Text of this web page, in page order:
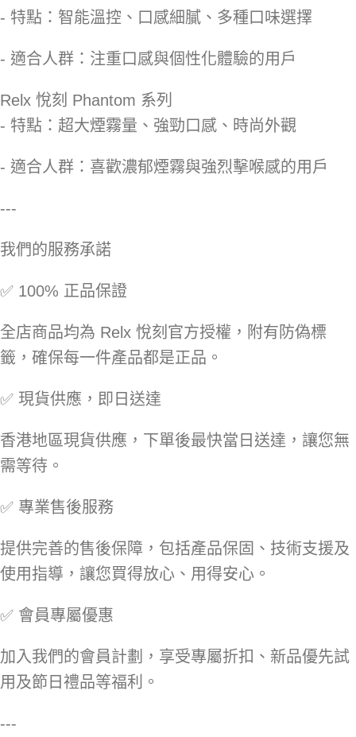
- 特點：智能溫控、口感細膩、多種口味選擇
- 適合人群：注重口感與個性化體驗的用戶
Relx 悅刻 Phantom 系列
- 特點：超大煙霧量、強勁口感、時尚外觀
- 適合人群：喜歡濃郁煙霧與強烈擊喉感的用戶
---
我們的服務承諾
✅ 100% 正品保證
全店商品均為 Relx 悅刻官方授權，附有防偽標
籤，確保每一件產品都是正品。
✅ 現貨供應，即日送達
香港地區現貨供應，下單後最快當日送達，讓您無
需等待。
✅ 專業售後服務
提供完善的售後保障，包括產品保固、技術支援及
使用指導，讓您買得放心、用得安心。
✅ 會員專屬優惠
加入我們的會員計劃，享受專屬折扣、新品優先試
用及節日禮品等福利。
---